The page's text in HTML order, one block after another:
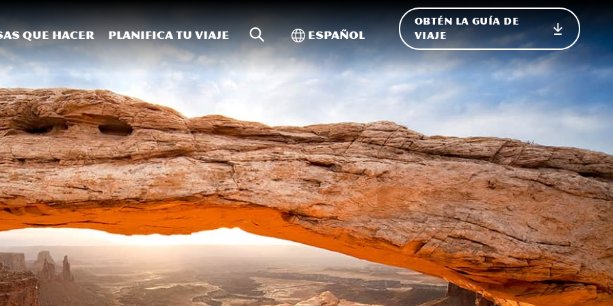
que hacer Planifica tu viaje Búsqueda en el sitio
Alternar Internacional
Español
OBTÉN LA GUÍA DE
VIAJE